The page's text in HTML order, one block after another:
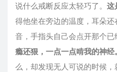
说什么戒断反应太轻巧了。 这
得他坐在旁边的温度，耳朵
音，手指头自己会点开那个已
瘾还狠，一点一点啃我的神经。
么，却发现无人可说的时候